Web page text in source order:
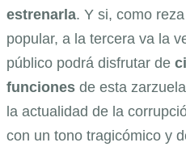
estrenarla. Y si, como
popular, a la tercera va la
público podrá disfrutar de
funciones de esta
la actualidad de la
con un tono tragicómico y